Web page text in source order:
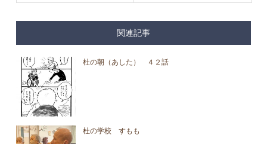
関連記事
杜の朝（あした） ４２話
杜の学校 すもも